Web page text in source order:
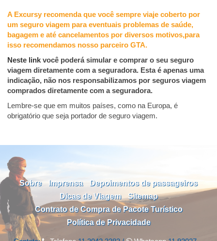
A Excursy recomenda que você sempre viaje coberto por
um seguro viagem para eventuais problemas de saúde,
bagagem e até cancelamentos por diversos motivos,para
isso recomendamos nosso parceiro GTA.
Neste link você poderá simular e comprar o seu seguro
viagem diretamente com a seguradora. Esta é apenas uma
indicação, não nos responsabilizamos por seguros viagem
comprados diretamente com a seguradora.
Lembre-se que em muitos países, como na Europa, é
obrigatório que seja portador de seguro viagem.
Sobre Imprensa
Depoimentos de passageiros
Dicas de Viagem
Sitemap
Contrato de Compra de Pacote Turístico
Política de Privacidade